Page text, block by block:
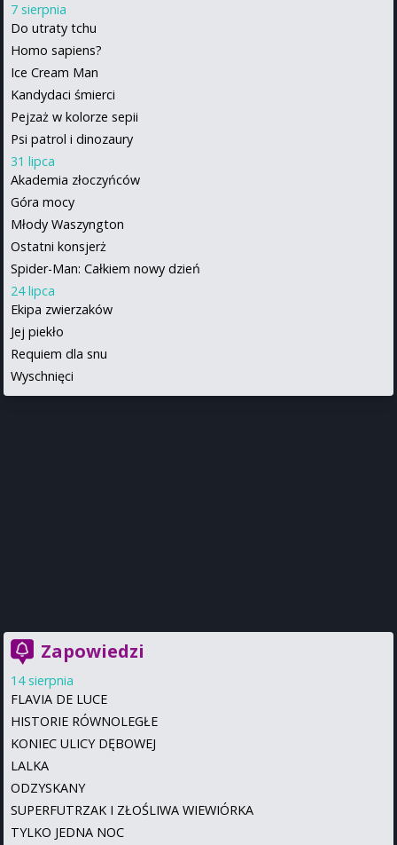
7 sierpnia
Do utraty tchu
Homo sapiens?
Ice Cream Man
Kandydaci śmierci
Pejzaż w kolorze sepii
Psi patrol i dinozaury
31 lipca
Akademia złoczyńców
Góra mocy
Młody Waszyngton
Ostatni konsjerż
Spider-Man: Całkiem nowy dzień
24 lipca
Ekipa zwierzaków
Jej piekło
Requiem dla snu
Wyschnięci
Zapowiedzi
14 sierpnia
FLAVIA DE LUCE
HISTORIE RÓWNOLEGŁE
KONIEC ULICY DĘBOWEJ
LALKA
ODZYSKANY
SUPERFUTRZAK I ZŁOŚLIWA WIEWIÓRKA
TYLKO JEDNA NOC